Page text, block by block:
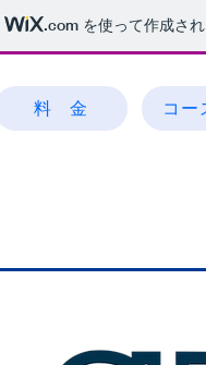
.com を使って作成さ
料 金 コー